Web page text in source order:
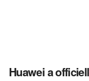
Huawei a